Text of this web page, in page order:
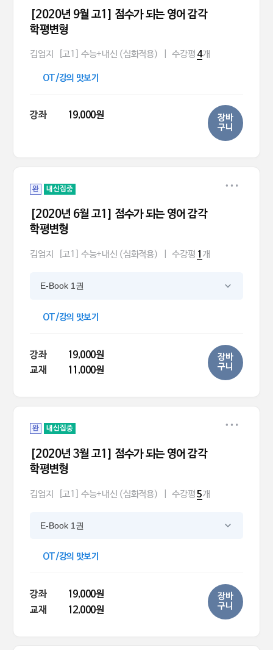
[2020년 9월 고1] 점수가 되는 영어 감각
학평변형
김엄지 [고1] 수능+내신 (심화적용) 수강평 4개
OT/강의 맛보기
강좌 19,000원
장바
구니
완 내신집중
[2020년 6월 고1] 점수가 되는 영어 감각
학평변형
김엄지 [고1] 수능+내신 (심화적용) 수강평 1 개
E-Book 1권
OT/강의 맛보기
강좌
19,000원
교재
11,000원
장바
구니
완 내신집중
[2020년 3월 고1] 점수가 되는 영어 감각
학평변형
김엄지 [고1] 수능+내신 (심화적용) 수강평5개
E-Book 1권
OT/강의 맛보기
강좌
19,000원
교재
12,000원
장바
구니